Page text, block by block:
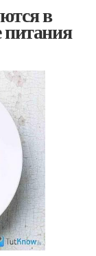
в
питания